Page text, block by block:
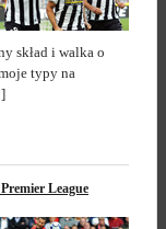
skład i walka o
typy na
League